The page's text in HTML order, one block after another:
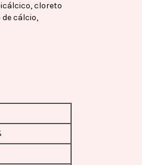
cloreto
cálcio,